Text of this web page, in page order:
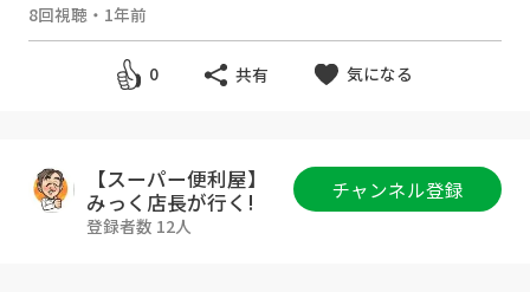
#暖房 #エアコン取り付け #エアコン水漏れ #エ
アコン温まらない #エアコン施工業者 #エアコ
ン冷えない #ダイキンエアコン #エアコン工事
#暖房器具 #ヒーター #エアコン温まらない #コ
ンセント
8回視聴 ・ 1年前
0 共有 気になる
【スーパー便利屋】
みっく店長が行く!
登録者数 12人
チャンネル登録